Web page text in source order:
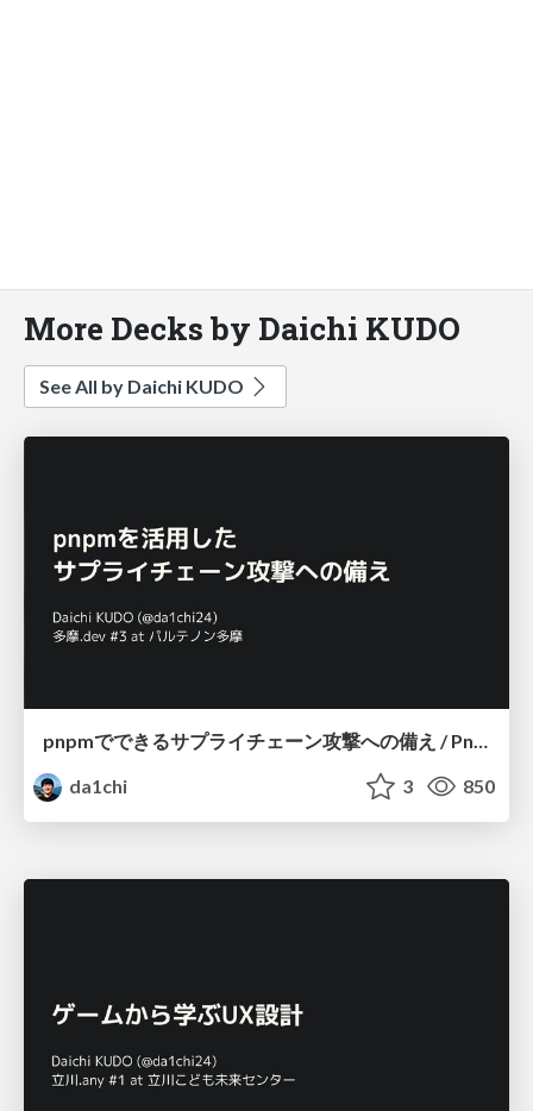
More Decks by Daichi KUDO
See All by Daichi KUDO
pnpmでできるサプライチェーン攻撃への備え / Pnpm Security Practices
da1chi
3 850